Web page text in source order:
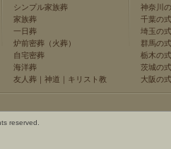
シンプル家族葬
家族葬
一日葬
炉前密葬（火葬）
自宅密葬
海洋葬
友人葬 ｜ 神道 ｜ キリスト教
神奈川
千葉の
埼玉の
群馬の
栃木の
茨城の
大阪の
reserved.